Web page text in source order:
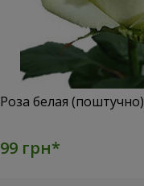
Роза белая (поштучно)